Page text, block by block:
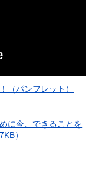
（パンフレット）
に今、できることを
）